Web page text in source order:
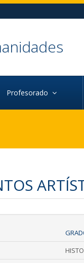
Profesorado